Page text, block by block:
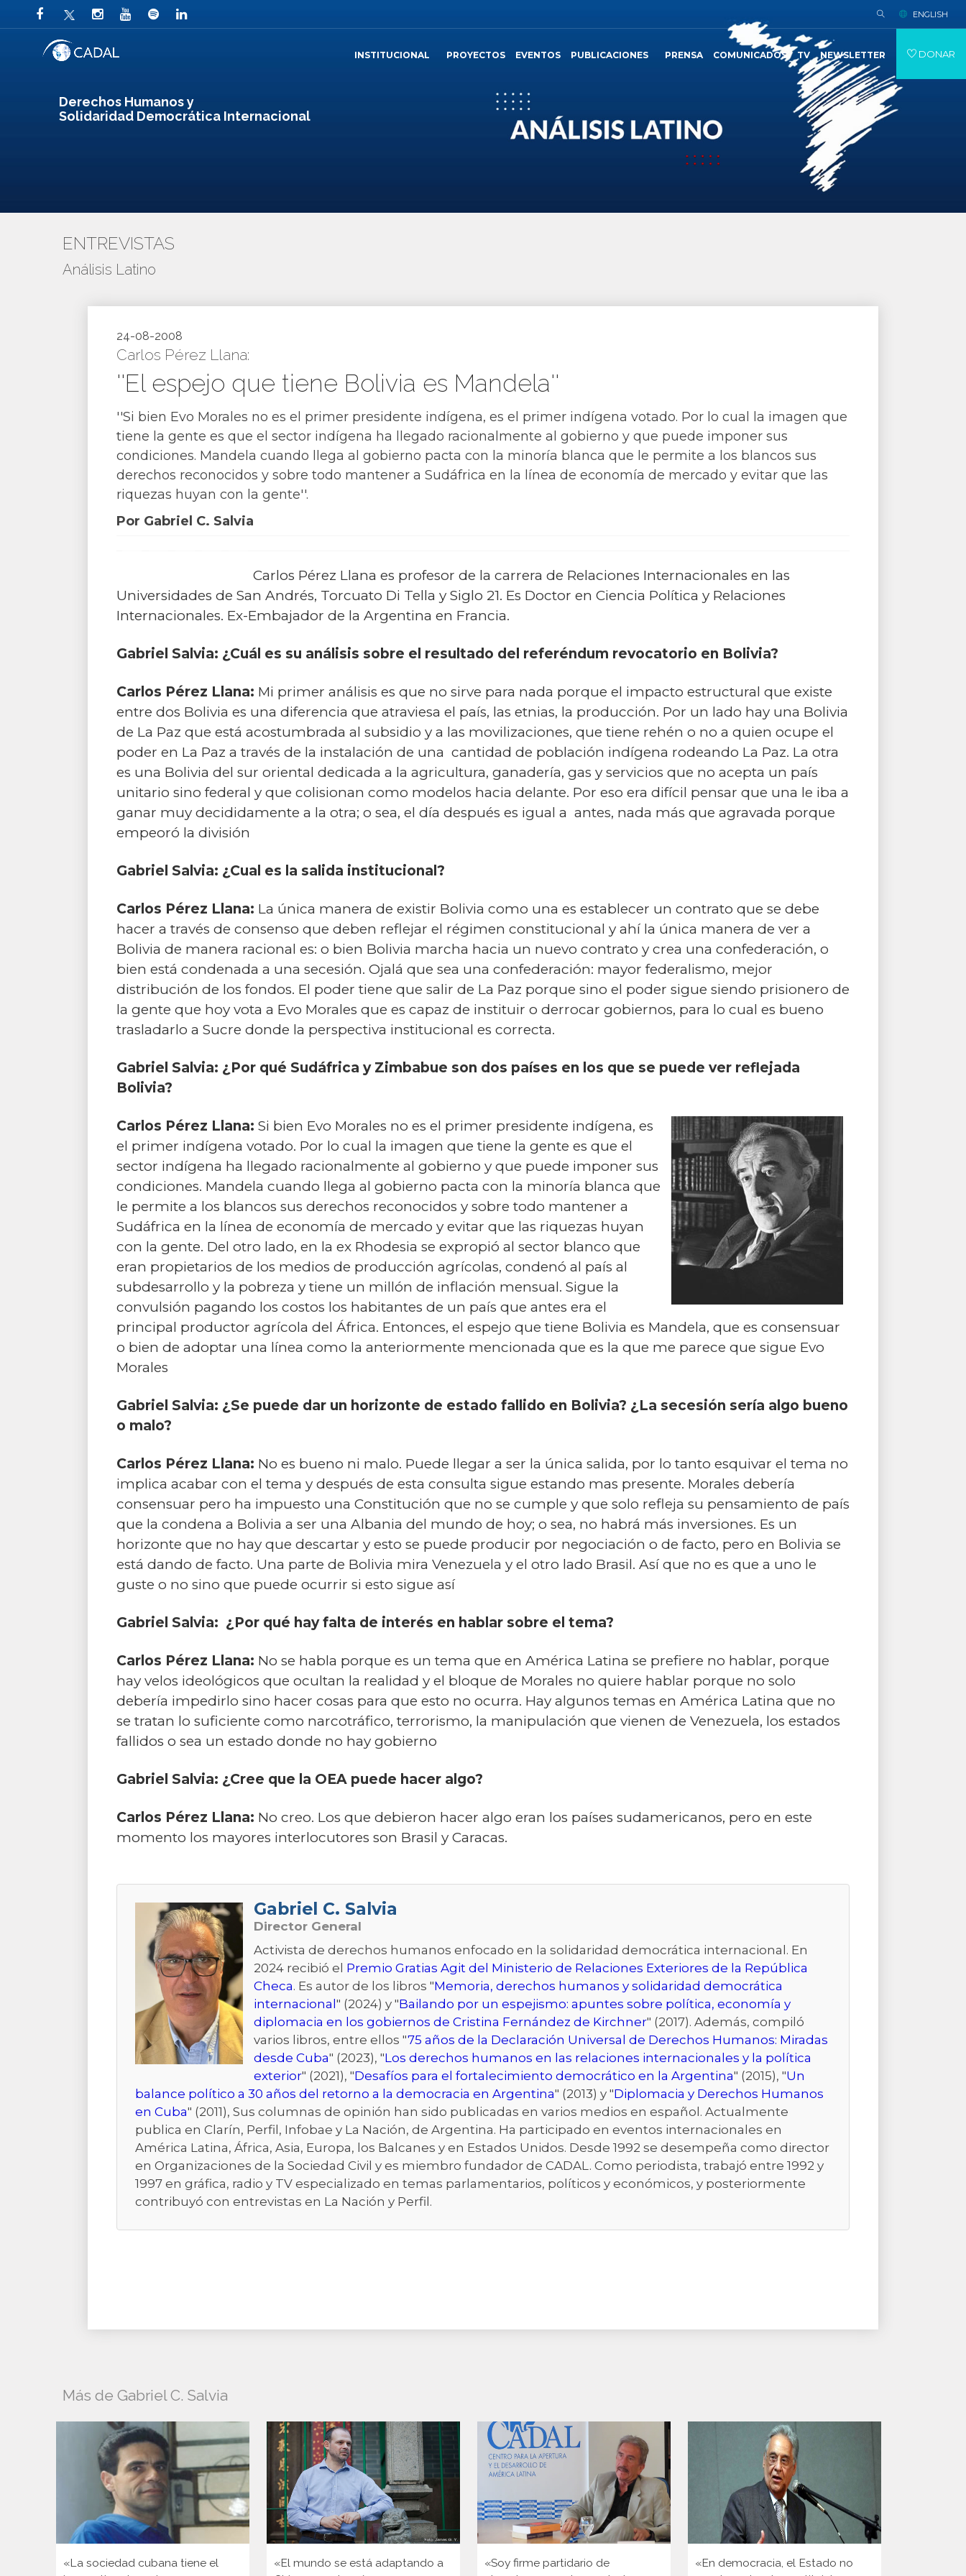
Derechos Humanos y
Solidaridad Democrática Internacional
ENGLISH
INSTITUCIONAL PROYECTOS EVENTOS PUBLICACIONES PRENSA COMUNICADOS TV NEWSLETTER DONAR
ENTREVISTAS
Análisis Latino
24-08-2008
Carlos Pérez Llana:
''El espejo que tiene Bolivia es Mandela''
''Si bien Evo Morales no es el primer presidente indígena, es el primer indígena votado. Por lo cual la imagen que
tiene la gente es que el sector indígena ha llegado racionalmente al gobierno y que puede imponer sus
condiciones. Mandela cuando llega al gobierno pacta con la minoría blanca que le permite a los blancos sus
derechos reconocidos y sobre todo mantener a Sudáfrica en la línea de economía de mercado y evitar que las
riquezas huyan con la gente''.
Por Gabriel C. Salvia
Carlos Pérez Llana es profesor de la carrera de Relaciones Internacionales en las
Universidades de San Andrés, Torcuato Di Tella y Siglo 21. Es Doctor en Ciencia Política y Relaciones
Internacionales. Ex-Embajador de la Argentina en Francia.
Gabriel Salvia: ¿Cuál es su análisis sobre el resultado del referéndum revocatorio en Bolivia?
Carlos Pérez Llana: Mi primer análisis es que no sirve para nada porque el impacto estructural que existe
entre dos Bolivia es una diferencia que atraviesa el país, las etnias, la producción. Por un lado hay una Bolivia
de La Paz que está acostumbrada al subsidio y a las movilizaciones, que tiene rehén o no a quien ocupe el
poder en La Paz a través de la instalación de una cantidad de población indígena rodeando La Paz. La otra
es una Bolivia del sur oriental dedicada a la agricultura, ganadería, gas y servicios que no acepta un país
unitario sino federal y que colisionan como modelos hacia delante. Por eso era difícil pensar que una le iba a
ganar muy decididamente a la otra; o sea, el día después es igual a antes, nada más que agravada porque
empeoró la división
Gabriel Salvia: ¿Cual es la salida institucional?
Carlos Pérez Llana: La única manera de existir Bolivia como una es establecer un contrato que se debe
hacer a través de consenso que deben reflejar el régimen constitucional y ahí la única manera de ver a
Bolivia de manera racional es: o bien Bolivia marcha hacia un nuevo contrato y crea una confederación, o
bien está condenada a una secesión. Ojalá que sea una confederación: mayor federalismo, mejor
distribución de los fondos. El poder tiene que salir de La Paz porque sino el poder sigue siendo prisionero de
la gente que hoy vota a Evo Morales que es capaz de instituir o derrocar gobiernos, para lo cual es bueno
trasladarlo a Sucre donde la perspectiva institucional es correcta.
Gabriel Salvia: ¿Por qué Sudáfrica y Zimbabue son dos países en los que se puede ver reflejada
Bolivia?
Carlos Pérez Llana: Si bien Evo Morales no es el primer presidente indígena, es
el primer indígena votado. Por lo cual la imagen que tiene la gente es que el
sector indígena ha llegado racionalmente al gobierno y que puede imponer sus
condiciones. Mandela cuando llega al gobierno pacta con la minoría blanca que
le permite a los blancos sus derechos reconocidos y sobre todo mantener a
Sudáfrica en la línea de economía de mercado y evitar que las riquezas huyan
con la gente. Del otro lado, en la ex Rhodesia se expropió al sector blanco que
eran propietarios de los medios de producción agrícolas, condenó al país al
subdesarrollo y la pobreza y tiene un millón de inflación mensual. Sigue la
convulsión pagando los costos los habitantes de un país que antes era el
principal productor agrícola del África. Entonces, el espejo que tiene Bolivia es Mandela, que es consensuar
o bien de adoptar una línea como la anteriormente mencionada que es la que me parece que sigue Evo
Morales
Gabriel Salvia: ¿Se puede dar un horizonte de estado fallido en Bolivia? ¿La secesión sería algo bueno
o malo?
Carlos Pérez Llana: No es bueno ni malo. Puede llegar a ser la única salida, por lo tanto esquivar el tema no
implica acabar con el tema y después de esta consulta sigue estando mas presente. Morales debería
consensuar pero ha impuesto una Constitución que no se cumple y que solo refleja su pensamiento de país
que la condena a Bolivia a ser una Albania del mundo de hoy; o sea, no habrá más inversiones. Es un
horizonte que no hay que descartar y esto se puede producir por negociación o de facto, pero en Bolivia se
está dando de facto. Una parte de Bolivia mira Venezuela y el otro lado Brasil. Así que no es que a uno le
guste o no sino que puede ocurrir si esto sigue así
Gabriel Salvia: ¿Por qué hay falta de interés en hablar sobre el tema?
Carlos Pérez Llana: No se habla porque es un tema que en América Latina se prefiere no hablar, porque
hay velos ideológicos que ocultan la realidad y el bloque de Morales no quiere hablar porque no solo
debería impedirlo sino hacer cosas para que esto no ocurra. Hay algunos temas en América Latina que no
se tratan lo suficiente como narcotráfico, terrorismo, la manipulación que vienen de Venezuela, los estados
fallidos o sea un estado donde no hay gobierno
Gabriel Salvia: ¿Cree que la OEA puede hacer algo?
Carlos Pérez Llana: No creo. Los que debieron hacer algo eran los países sudamericanos, pero en este
momento los mayores interlocutores son Brasil y Caracas.
Gabriel C. Salvia
Director General
Activista de derechos humanos enfocado en la solidaridad democrática internacional. En
2024 recibió el Premio Gratias Agit del Ministerio de Relaciones Exteriores de la República
Checa. Es autor de los libros "Memoria, derechos humanos y solidaridad democrática
internacional " (2024) y "Bailando por un espejismo: apuntes sobre política, economía y
diplomacia en los gobiernos de Cristina Fernández de Kirchner" (2017). Además, compiló
varios libros, entre ellos "75 años de la Declaración Universal de Derechos Humanos: Miradas
desde Cuba" (2023), "Los derechos humanos en las relaciones internacionales y la política
exterior" (2021), "Desafíos para el fortalecimiento democrático en la Argentina" (2015), "Un
balance político a 30 años del retorno a la democracia en Argentina" (2013) y "Diplomacia y Derechos Humanos
en Cuba" (2011), Sus columnas de opinión han sido publicadas en varios medios en español. Actualmente
publica en Clarín, Perfil, Infobae y La Nación, de Argentina. Ha participado en eventos internacionales en
América Latina, África, Asia, Europa, los Balcanes y en Estados Unidos. Desde 1992 se desempeña como director
en Organizaciones de la Sociedad Civil y es miembro fundador de CADAL. Como periodista, trabajó entre 1992 y
1997 en gráfica, radio y TV especializado en temas parlamentarios, políticos y económicos, y posteriormente
contribuyó con entrevistas en La Nación y Perfil.
Más de Gabriel C. Salvia
«La sociedad cubana tiene el
«El mundo se está adaptando a
«Soy firme partidario de
«En democracia, el Estado no